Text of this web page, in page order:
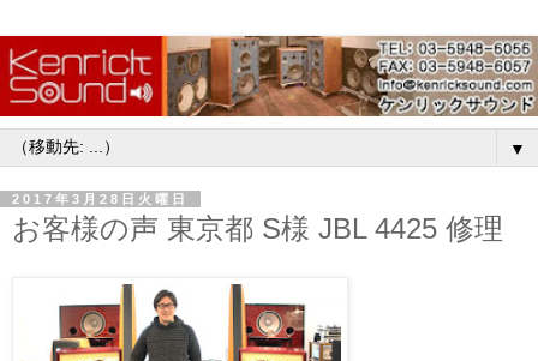
▼
2017年3月28日火曜日
お客様の声 東京都 S様 JBL 4425 修理